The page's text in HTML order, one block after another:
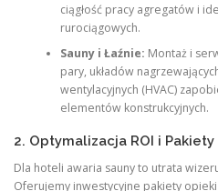
ciągłość pracy agregatów i
rurociągowych.
Sauny i Łaźnie: Montaż i
pary, układów
wentylacyjnych (HVAC)
elementów konstrukcyjnych.
2. Optymalizacja ROI i
Dla hoteli awaria sauny to utrata
Oferujemy inwestycyjne pakiety